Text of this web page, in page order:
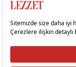
© 2026